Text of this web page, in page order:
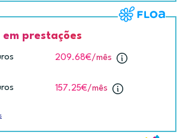
em prestações
209.68€/mês
157.25€/mês